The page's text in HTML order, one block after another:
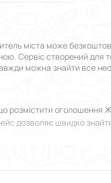
міста може
Сервіс створений
можна знайти все
розмістити
дозволяє швидко
реєстрації до
без зайвих питань.